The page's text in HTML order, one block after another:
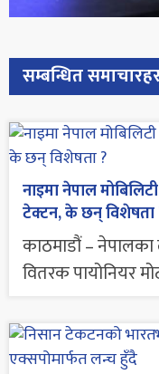
सम्बन्धित
नाइमा नेपाल
टेक्टन, के छन् विशेषता
काठमाडौं –
वितरक पायोनियर